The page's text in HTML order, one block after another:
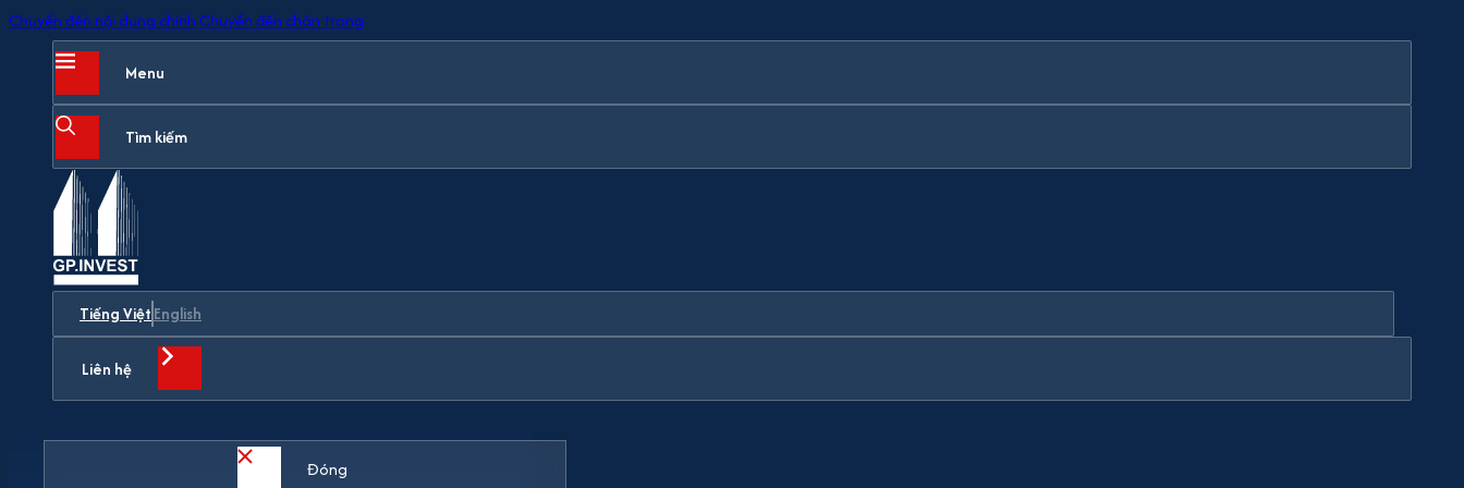
Chuyển đến nội dung chính Chuyển đến chân trang
Menu
Tìm kiếm
Tiếng ViệtEnglish
Liên hệ
Đóng